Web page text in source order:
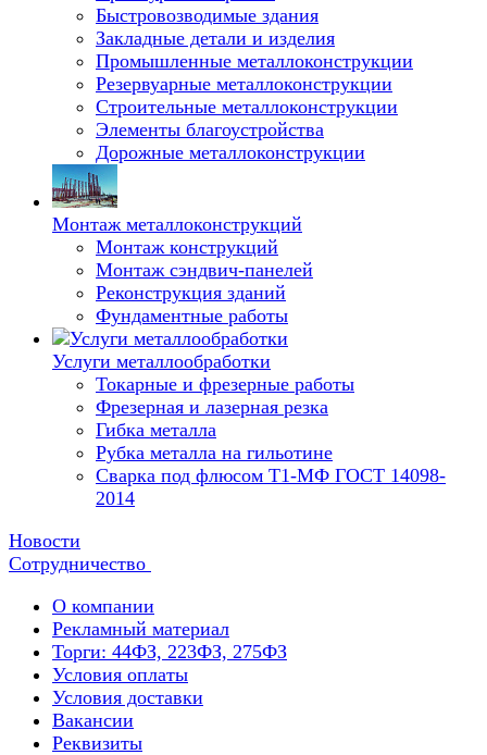
Быстровозводимые здания
Закладные детали и изделия
Промышленные металлоконструкции
Резервуарные металлоконструкции
Строительные металлоконструкции
Элементы благоустройства
Дорожные металлоконструкции
Монтаж металлоконструкций
Монтаж конструкций
Монтаж сэндвич-панелей
Реконструкция зданий
Фундаментные работы
Услуги металлообработки
Токарные и фрезерные работы
Фрезерная и лазерная резка
Гибка металла
Рубка металла на гильотине
Сварка под флюсом Т1-МФ ГОСТ 14098-
2014
Новости
Сотрудничество
О компании
Рекламный материал
Торги: 44ФЗ, 223ФЗ, 275ФЗ
Условия оплаты
Условия доставки
Вакансии
Реквизиты